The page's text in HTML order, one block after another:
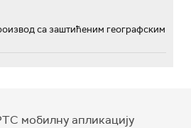
са заштићеним географским
мобилну апликацију